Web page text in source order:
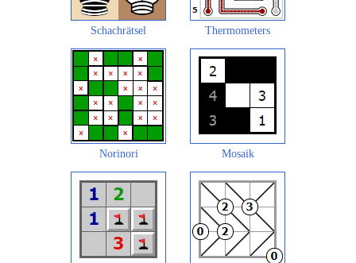
Schachrätsel Thermometers
Norinori Mosaik